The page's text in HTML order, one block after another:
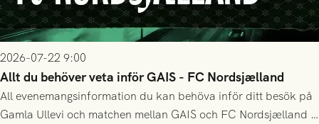
2026-07-22 9:00
Allt du behöver veta inför GAIS - FC Nordsjælland
All evenemangsinformation du kan behöva inför ditt besök på
Gamla Ullevi och matchen mellan GAIS och FC Nordsjælland i